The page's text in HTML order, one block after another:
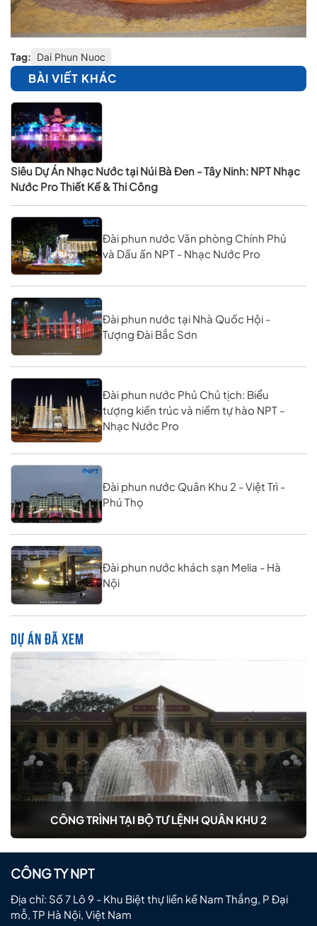
Tag: Dai Phun Nuoc
BÀI VIẾT KHÁC
Siêu Dự Án Nhạc Nước tại Núi Bà Đen - Tây Ninh: NPT Nhạc
Nước Pro Thiết Kế & Thi Công
Đài phun nước Văn phòng Chính Phủ
và Dấu ấn NPT - Nhạc Nước Pro
Đài phun nước tại Nhà Quốc Hội -
Tượng Đài Bắc Sơn
Đài phun nước Phủ Chủ tịch: Biểu
tượng kiến trúc và niềm tự hào NPT -
Nhạc Nước Pro
Đài phun nước Quân Khu 2 - Việt Trì -
Phú Thọ
Đài phun nước khách sạn Melia - Hà
Nội
DỰ ÁN ĐÃ XEM
CÔNG TRÌNH TẠI BỘ TƯ LỆNH QUÂN KHU 2
CÔNG TY NPT
Địa chỉ: Số 7 Lô 9 - Khu Biệt thự liền kề Nam Thắng, P Đại
mỗ, TP Hà Nội, Việt Nam